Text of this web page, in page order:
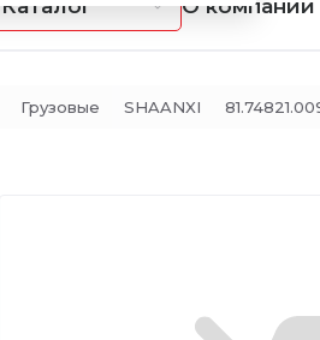
Каталог О компании
Грузовые SHAANXI